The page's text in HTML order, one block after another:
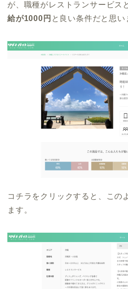
が、職種がレストランサービス
給が1000円 と良い条件だと思い
コチラをクリックすると、この
ます。